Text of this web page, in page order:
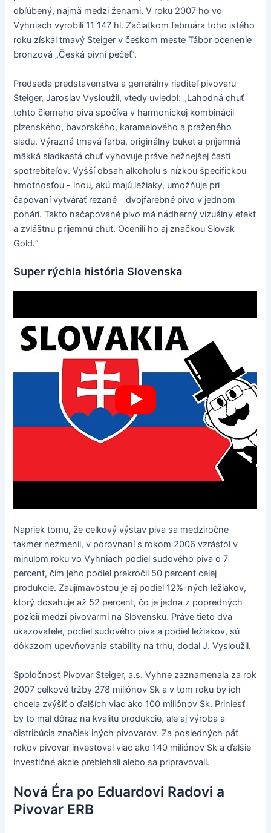
obľúbený, najmä medzi ženami. V roku 2007 ho vo
Vyhniach vyrobili 11 147 hl. Začiatkom februára toho istého
roku získal tmavý Steiger v českom meste Tábor ocenenie
bronzová „Česká pivní pečeť“.
Predseda predstavenstva a generálny riaditeľ pivovaru
Steiger, Jaroslav Vysloužil, vtedy uviedol: „Lahodná chuť
tohto čierneho piva spočíva v harmonickej kombinácii
plzenského, bavorského, karamelového a praženého
sladu. Výrazná tmavá farba, originálny buket a príjemná
mäkká sladkastá chuť vyhovuje práve nežnejšej časti
spotrebiteľov. Vyšší obsah alkoholu s nízkou špecifickou
hmotnosťou - inou, akú majú ležiaky, umožňuje pri
čapovaní vytvárať rezané - dvojfarebné pivo v jednom
pohári. Takto načapované pivo má nádherný vizuálny efekt
a zvláštnu príjemnú chuť. Ocenili ho aj značkou Slovak
Gold.“
Super rýchla história Slovenska
Napriek tomu, že celkový výstav piva sa medziročne
takmer nezmenil, v porovnaní s rokom 2006 vzrástol v
minulom roku vo Vyhniach podiel sudového piva o 7
percent, čím jeho podiel prekročil 50 percent celej
produkcie. Zaujímavosťou je aj podiel 12%-ných ležiakov,
ktorý dosahuje až 52 percent, čo je jedna z popredných
pozícií medzi pivovarmi na Slovensku. Práve tieto dva
ukazovatele, podiel sudového piva a podiel ležiakov, sú
dôkazom upevňovania stability na trhu, dodal J. Vysloužil.
Spoločnosť Pivovar Steiger, a.s. Vyhne zaznamenala za rok
2007 celkové tržby 278 miliónov Sk a v tom roku by ich
chcela zvýšiť o ďalších viac ako 100 miliónov Sk. Priniesť
by to mal dôraz na kvalitu produkcie, ale aj výroba a
distribúcia značiek iných pivovarov. Za posledných päť
rokov pivovar investoval viac ako 140 miliónov Sk a ďalšie
investičné akcie prebiehali alebo sa pripravovali.
Nová Éra po Eduardovi Radovi a
Pivovar ERB